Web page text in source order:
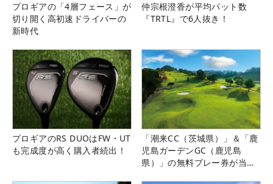
プロギアの「4層フェース」が
切り開く高初速ドライバーの
新時代
仲宗根澄香が平均パット数
『TRTL』で6人抜き！
プロギアのRS DUOはFW・UT
も完成度が高く購入者続出！
「潮来CC（茨城県）」＆「鹿
児島ガーデンGC（鹿児島
県）」の無料プレー券が当た